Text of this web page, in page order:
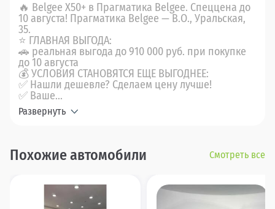
🔥 Belgee X50+ в Прагматика Belgee. Спеццена до
10 августа! Прагматика Belgee — В.О., Уральская,
35.
⭐ ГЛАВНАЯ ВЫГОДА:
🚗 реальная выгода до 910 000 руб. при покупке
до 10 августа
💰 УСЛОВИЯ СТАНОВЯТСЯ ЕЩЕ ВЫГОДНЕЕ:
✅ Нашли дешевле? Сделаем цену лучше!
✅ Ваше...
Развернуть
Похожие автомобили Смотреть все